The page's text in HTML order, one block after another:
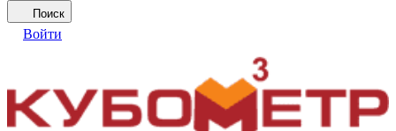
Поиск
Войти